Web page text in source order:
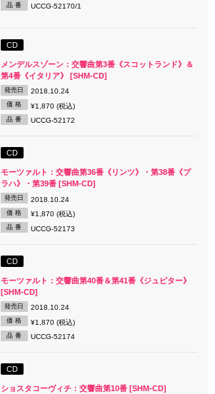
品 番 UCCG-52170/1
CD
メンデルスゾーン：交響曲第3番《スコットランド》＆
第4番《イタリア》 [SHM-CD]
発売日 2018.10.24
価 格 ¥1,870 (税込)
品 番 UCCG-52172
CD
モーツァルト：交響曲第36番《リンツ》・第38番《プ
ラハ》・第39番 [SHM-CD]
発売日 2018.10.24
価 格 ¥1,870 (税込)
品 番 UCCG-52173
CD
モーツァルト：交響曲第40番＆第41番《ジュピター》
[SHM-CD]
発売日 2018.10.24
価 格 ¥1,870 (税込)
品 番 UCCG-52174
CD
ショスタコーヴィチ：交響曲第10番 [SHM-CD]